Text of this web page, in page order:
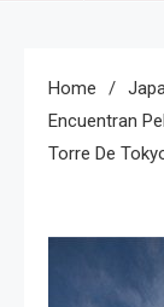
Home
Encuentran
Torre De